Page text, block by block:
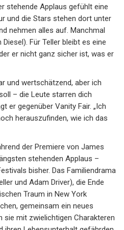
stehende Applaus gefühlt eine
und die Stars stehen dort unter
nehmen alles auf. Manchmal
Für Teller bleibt es eine
er nicht ganz sicher ist, was er
und wertschätzend, aber ich
– die Leute starren dich
er gegenüber Vanity Fair. „Ich
herauszufinden, wie ich das
der Premiere von James
stehenden Applaus –
bisher. Das Familiendrama
und Adam Driver), die Ende
Traum in New York
gemeinsam ein neues
sie mit zwielichtigen Charakteren